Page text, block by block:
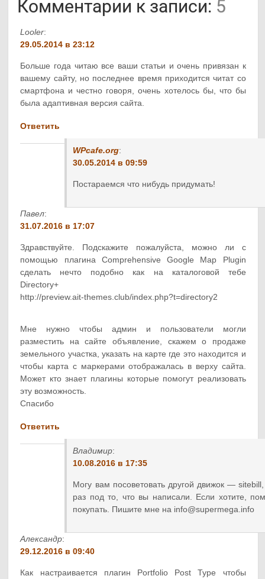
Комментарии к записи: 5
Looler:
29.05.2014 в 23:12
Больше года читаю все ваши статьи и очень привязан к
вашему сайту, но последнее время приходится читат со
смартфона и честно говоря, очень хотелось бы, что бы
была адаптивная версия сайта.
Ответить
WPcafe.org:
30.05.2014 в 09:59
Постараемся что нибудь придумать!
Павел:
31.07.2016 в 17:07
Здравствуйте. Подскажите пожалуйста, можно ли с
помощью плагина Comprehensive Google Map Plugin
сделать нечто подобно как на каталоговой тебе
Directory+
http://preview.ait-themes.club/index.php?t=directory2
Мне нужно чтобы админ и пользователи могли
разместить на сайте объявление, скажем о продаже
земельного участка, указать на карте где это находится и
чтобы карта с маркерами отображалась в верху сайта.
Может кто знает плагины которые помогут реализовать
эту возможность.
Спасибо
Ответить
Владимир:
10.08.2016 в 17:35
Могу вам посоветовать другой движок —
раз под то, что вы написали. Если хотите,
покупать. Пишите мне на info@supermega.info
Александр:
29.12.2016 в 09:40
Как настраивается плагин Portfolio Post Type чтобы